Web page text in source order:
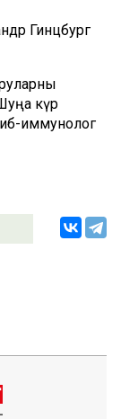
Гинцбург
күрә
иммунолог